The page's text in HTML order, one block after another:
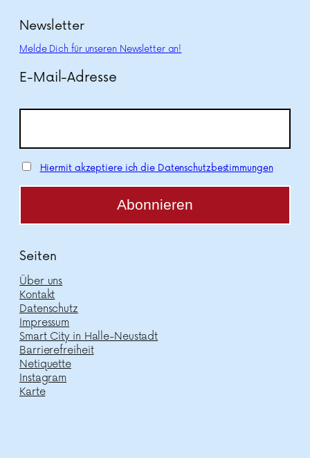
Newsletter
Melde Dich für unseren Newsletter an!
E-Mail-Adresse
Hiermit akzeptiere ich die Datenschutzbestimmungen
Seiten
Über uns
Kontakt
Datenschutz
Impressum
Smart City in Halle-Neustadt
Barrierefreiheit
Netiquette
Instagram
Karte